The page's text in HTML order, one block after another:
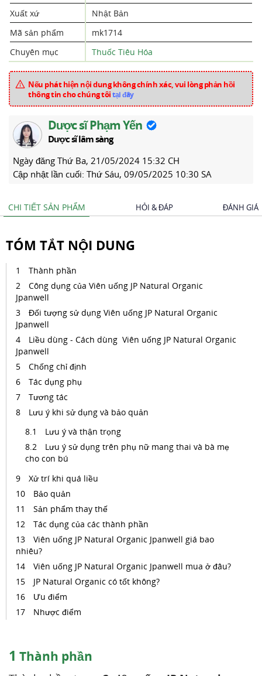
Xuất xứ
Nhật Bản
Mã sản phẩm
mk1714
Chuyên mục
Thuốc Tiêu Hóa
Nếu phát hiện nội dung không chính xác, vui lòng phản hồi
thông tin cho chúng tôitại đây
Dược sĩ Phạm Yến
Dược sĩ lâm sàng
Ngày đăng Thứ Ba, 21/05/2024 15:32 CH
Cập nhật lần cuối: Thứ Sáu, 09/05/2025 10:30 SA
CHI TIẾT SẢN PHẨM HỎI & ĐÁP ĐÁNH GIÁ
TÓM TẮT NỘI DUNG
Thành phần
Công dụng của Viên uống JP Natural Organic
Jpanwell
Đối tượng sử dụng Viên uống JP Natural Organic
Jpanwell
Liều dùng - Cách dùng Viên uống JP Natural Organic
Jpanwell
Chống chỉ định
Tác dụng phụ
Tương tác
Lưu ý khi sử dụng và bảo quản
Lưu ý và thận trọng
Lưu ý sử dụng trên phụ nữ mang thai và bà mẹ
cho con bú
Xử trí khi quá liều
Bảo quản
Sản phẩm thay thế
Tác dụng của các thành phần
Viên uống JP Natural Organic Jpanwell giá bao
nhiêu?
Viên uống JP Natural Organic Jpanwell mua ở đâu?
JP Natural Organic có tốt không?
Ưu điểm
Nhược điểm
1 Thành phần